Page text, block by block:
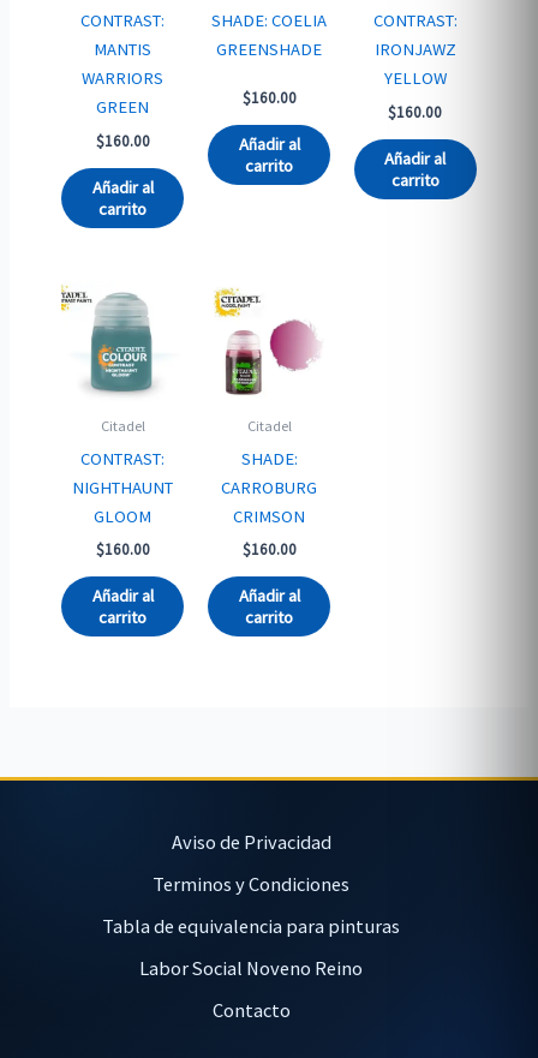
CONTRAST:
MANTIS
WARRIORS
GREEN
$160.00
Añadir al
carrito
SHADE: COELIA
GREENSHADE
$160.00
Añadir al
carrito
CONTRAST:
IRONJAWZ
YELLOW
$160.00
Añadir al
carrito
Citadel
CONTRAST:
NIGHTHAUNT
GLOOM
$160.00
Añadir al
carrito
Citadel
SHADE:
CARROBURG
CRIMSON
$160.00
Añadir al
carrito
Aviso de Privacidad
Terminos y Condiciones
Tabla de equivalencia para pinturas
Labor Social Noveno Reino
Contacto